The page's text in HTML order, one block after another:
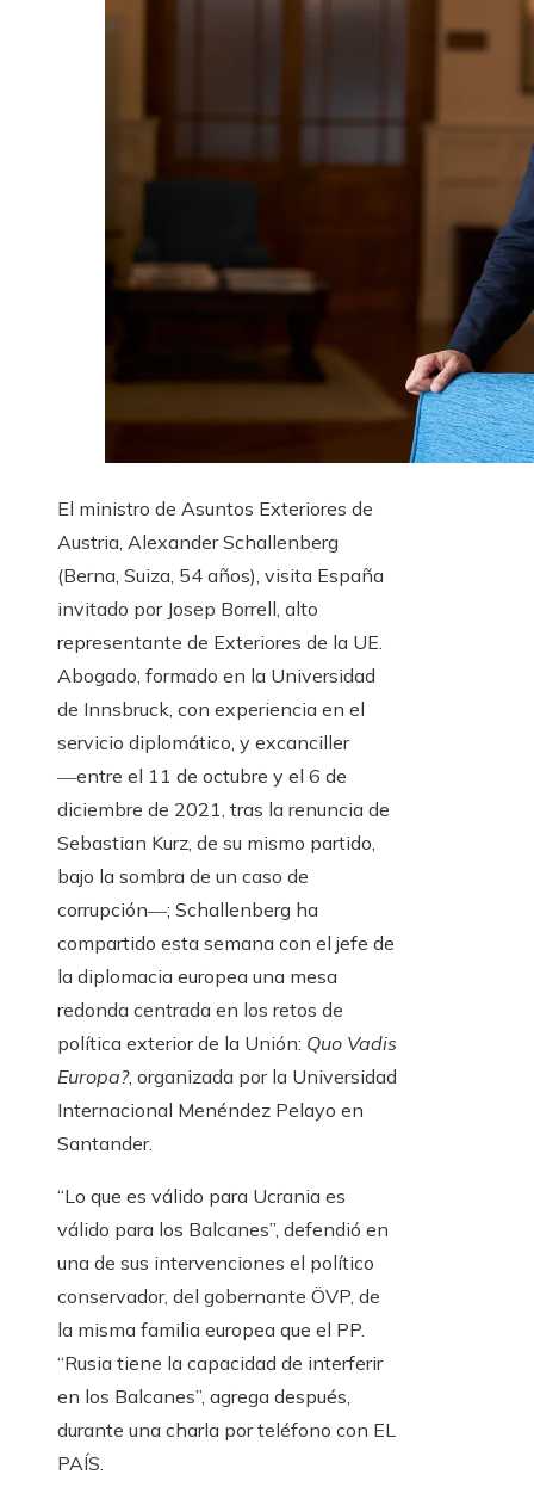
El ministro de Asuntos Exteriores de
Austria, Alexander Schallenberg
(Berna, Suiza, 54 años), visita España
invitado por Josep Borrell, alto
representante de Exteriores de la UE.
Abogado, formado en la Universidad
de Innsbruck, con experiencia en el
servicio diplomático, y excanciller
―entre el 11 de octubre y el 6 de
diciembre de 2021, tras la renuncia de
Sebastian Kurz, de su mismo partido,
bajo la sombra de un caso de
corrupción―; Schallenberg ha
compartido esta semana con el jefe de
la diplomacia europea una mesa
redonda centrada en los retos de
política exterior de la Unión: Quo Vadis
Europa?, organizada por la Universidad
Internacional Menéndez Pelayo en
Santander.
“Lo que es válido para Ucrania es
válido para los Balcanes”, defendió en
una de sus intervenciones el político
conservador, del gobernante ÖVP, de
la misma familia europea que el PP.
“Rusia tiene la capacidad de interferir
en los Balcanes”, agrega después,
durante una charla por teléfono con EL
PAÍS.